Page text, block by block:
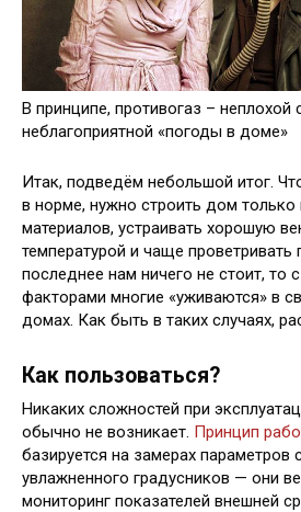
В принципе, противогаз – неплохой
неблагоприятной «погоды в доме»
Итак, подведём небольшой итог.
в норме, нужно строить дом
материалов, устраивать хорошую
температурой и чаще
последнее нам ничего не стоит,
факторами многие «уживаются» в
домах. Как быть в таких случаях,
Как пользоваться?
Никаких сложностей при
обычно не возникает. Принцип
базируется на замерах параметров
увлажненного градусников — они
мониторинг показателей внешней